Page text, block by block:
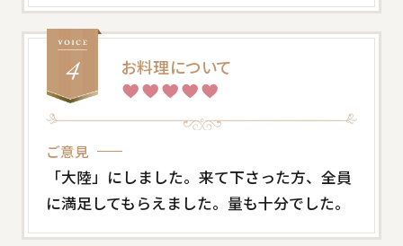
お料理について
ご意見
「大陸」にしました。来て下さった方、全員
に満足してもらえました。量も十分でした。